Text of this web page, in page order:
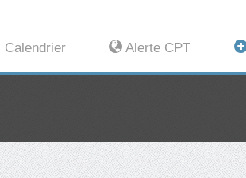
Calendrier Alerte CPT